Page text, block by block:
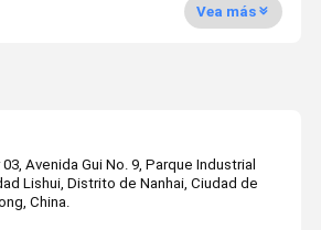
Vea más
Avenida Gui No. 9, Parque Industrial
Lishui, Distrito de Nanhai, Ciudad de
China.